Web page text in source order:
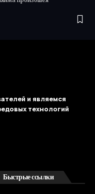
и являемся
технологий
Быстрые ссылки